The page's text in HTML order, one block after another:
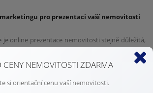
pro prezentaci vaší nemovitosti
je online prezentace nemovitosti stejně důležitá,
Zásadní roli hrají kvalitní fotografie a případně i
umožňují potenciálním kupcům prohlédnout si
CENY NEMOVITOSTI ZDARMA
si orientační cenu vaší nemovitosti.